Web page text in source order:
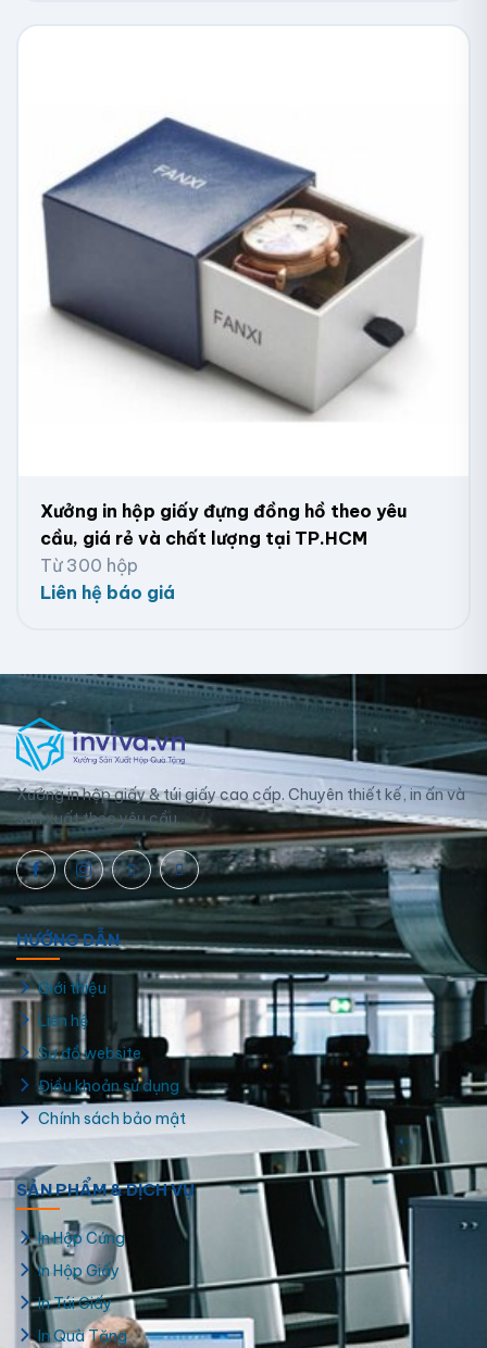
In hộp giấy theo yêu cầu tại Biên Hòa
In hộp giấy Biên Hòa cao cấp
In túi giấy và hộp giấy Biên Hòa cao cấp với chất liệu
Chúng tôi cung cấp các sản phẩm túi giấy và hộp giấy
thích hợp để đựng thực phẩm sống, thực phẩm chín,
đồ ăn nhanh, quần áo, hộp quà,… mang lại vẻ ngoài
sang trọng và bắt mắt
In hộp giấy biên hòa số lượng ít
Xưởng in hộp giấy đựng đồng hồ theo yêu
cầu, giá rẻ và chất lượng tại TP.HCM
Từ 300 hộp
Liên hệ báo giá
Xưởng in hộp giấy & túi giấy cao cấp. Chuyên thiết kế, in ấn và
sản xuất theo yêu cầu.
HƯỚNG DẪN
Giới thiệu
Liên hệ
Sơ đồ website
Điều khoản sử dụng
Chính sách bảo mật
SẢN PHẨM & DỊCH VỤ
In Hộp Cứng
In Hộp Giấy
In Túi Giấy
In Quà Tặng